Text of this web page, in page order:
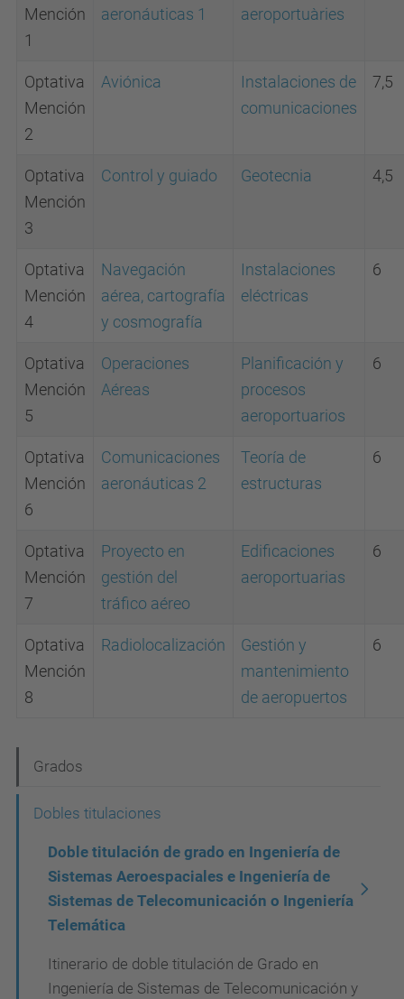
Mención
1
aeronáuticas 1 aeroportuàries
Optativa
Mención
2
Aviónica Instalaciones de
comunicaciones
7,5
Optativa
Mención
3
Control y guiado Geotecnia 4,5
Optativa
Mención
4
Navegación
aérea, cartografía
y cosmografía
Instalaciones
eléctricas
6
Optativa
Mención
5
Operaciones
Aéreas
P lanificación y
procesos
aeroportuarios
6
Optativa
Mención
6
Comunicaciones
aeronáuticas 2
Teoría de
estructuras
6
Optativa
Mención
7
Proyecto en
gestión del
tráfico aéreo
Edificaciones
aeroportuarias
6
Optativa
Mención
8
Radiolocalización Gestión y
mantenimiento
de aeropuertos
6
a
Grados
Dobles titulaciones
Doble titulación de grado en Ingeniería de
Sistemas Aeroespaciales e Ingeniería de
Sistemas de Telecomunicación o Ingeniería
Telemática
Itinerario de doble titulación de Grado en
Ingeniería de Sistemas de Telecomunicación y